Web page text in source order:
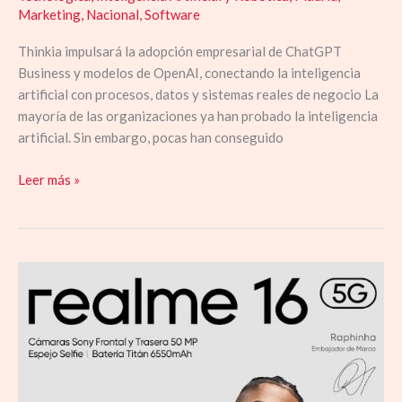
Marketing, Nacional,Software
Thinkia impulsará la adopción empresarial de ChatGPT
Business y modelos de OpenAI, conectando la inteligencia
artificial con procesos, datos y sistemas reales de negocio La
mayoría de las organizaciones ya han probado la inteligencia
artificial. Sin embargo, pocas han conseguido
Leer más »
nuevo
realme
16
5G